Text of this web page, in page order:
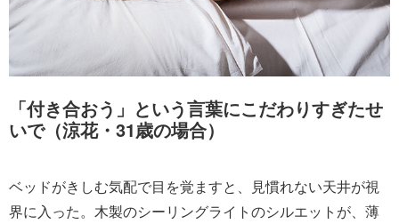
「付き合おう」という言葉にこだわりすぎたせ
いで（涼花・31歳の場合）
ベッドがきしむ気配で目を覚ますと、見慣れない天井が視
界に入った。木製のシーリングライトのシルエットが、薄